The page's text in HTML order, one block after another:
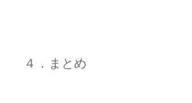
４．まとめ